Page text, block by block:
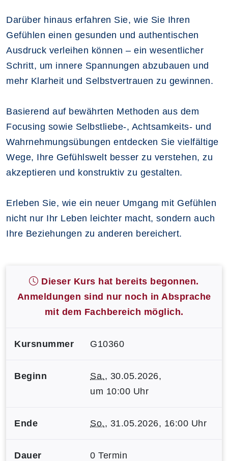
Darüber hinaus erfahren Sie, wie Sie Ihren
Gefühlen einen gesunden und authentischen
Ausdruck verleihen können – ein wesentlicher
Schritt, um innere Spannungen abzubauen und
mehr Klarheit und Selbstvertrauen zu gewinnen.
Basierend auf bewährten Methoden aus dem
Focusing sowie Selbstliebe-, Achtsamkeits- und
Wahrnehmungsübungen entdecken Sie vielfältige
Wege, Ihre Gefühlswelt besser zu verstehen, zu
akzeptieren und konstruktiv zu gestalten.
Erleben Sie, wie ein neuer Umgang mit Gefühlen
nicht nur Ihr Leben leichter macht, sondern auch
Ihre Beziehungen zu anderen bereichert.
Dieser Kurs hat bereits begonnen.
Anmeldungen sind nur noch in Absprache
mit dem Fachbereich möglich.
Kursnummer G10360
Beginn Sa., 30.05.2026,
um 10:00 Uhr
Ende So., 31.05.2026, 16:00 Uhr
Dauer 0 Termin